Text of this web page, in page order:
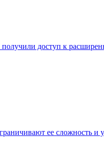
доступ к
ее сложность и